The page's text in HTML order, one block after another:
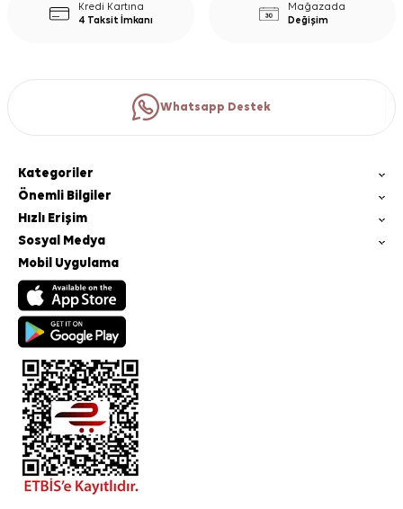
Kredi Kartına
4 Taksit İmkanı
Mağazada
Değişim
Whatsapp Destek
Kategoriler
Önemli Bilgiler
Hızlı Erişim
Sosyal Medya
Mobil Uygulama